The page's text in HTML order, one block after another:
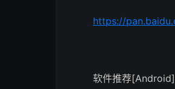
https://
软件推荐